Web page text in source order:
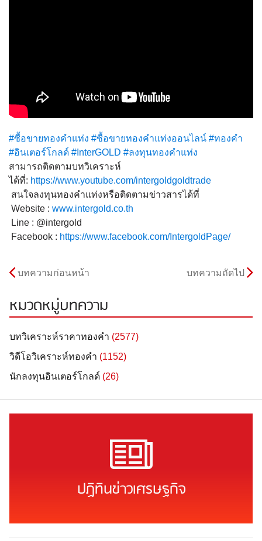
#ซื้อขายทองคำแท่ง #ซื้อขายทองคำแท่งออนไลน์ #ทองคำ
#อินเตอร์โกลด์ #InterGOLD #ลงทุนทองคำแท่ง
สามารถติดตามบทวิเคราะห์
ได้ที่: https://www.youtube.com/intergoldgoldtrade
สนใจลงทุนทองคำแท่งหรือติดตามข่าวสารได้ที่
Website : www.intergold.co.th
Line : @intergold
Facebook : https://www.facebook.com/IntergoldPage/
บทความก่อนหน้า บทความถัดไป
หมวดหมู่บทความ
บทวิเคราะห์ราคาทองคำ (2577)
วิดีโอวิเคราะห์ทองคำ (1152)
นักลงทุนอินเตอร์โกลด์ (26)
ปฏิทินข่าวเศรษฐกิจ